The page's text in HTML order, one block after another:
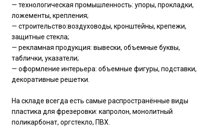
— технологическая промышленность: упоры, прокладки,
ложементы, крепления;
— строительство:воздуховоды, кронштейны, крепежи,
защитные стекла;
— рекламная продукция: вывески, объемные буквы,
таблички, указатели;
— оформление интерьера: объемные фигуры, подставки,
декоративные решетки.
На складе всегда есть самые распространённые виды
пластика для фрезеровки: капролон, монолитный
поликарбонат, оргстекло, ПВХ.